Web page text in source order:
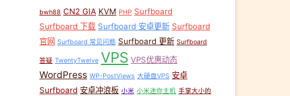
bwh88 CN2 GIA KVM PHP Surfboard
Surfboard 下载 Surfboard 安卓更新 Surfboard
官网 Surfboard 常见问题 Surfboard 更新 Surfboard
答疑 TwentyTwelve VPS VPS优惠动态
WordPress WP-PostViews 大硬盘VPS 安卓
Surfboard 安卓冲浪板 小米 小米迷你主机 手掌大小的